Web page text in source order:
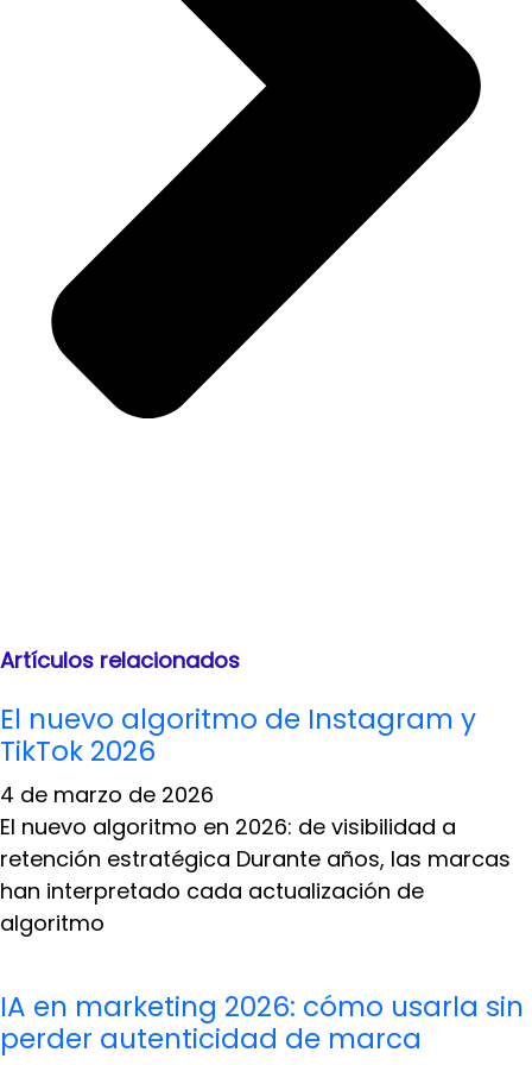
Artículos relacionados
El nuevo algoritmo de Instagram y
TikTok 2026
4 de marzo de 2026
El nuevo algoritmo en 2026: de visibilidad a
retención estratégica Durante años, las marcas
han interpretado cada actualización de
algoritmo
IA en marketing 2026: cómo usarla sin
perder autenticidad de marca